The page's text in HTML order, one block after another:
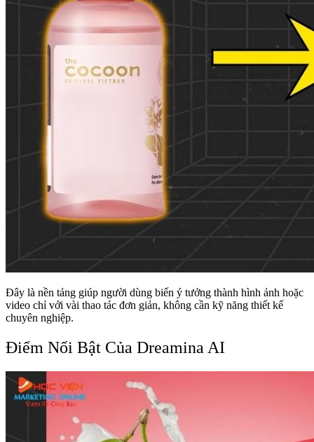
Đây là nền tảng giúp người dùng biến ý tưởng thành hình ảnh hoặc
video chỉ với vài thao tác đơn giản, không cần kỹ năng thiết kế
chuyên nghiệp.
Điểm Nổi Bật Của Dreamina AI